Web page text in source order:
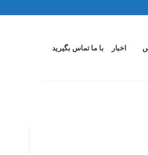
اخبار با ما تماس بگیرید